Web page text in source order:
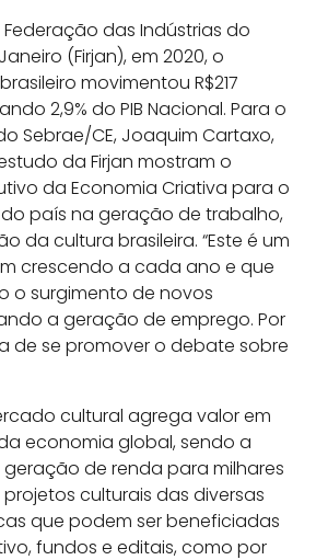
das Indústrias do
(Firjan), em 2020, o
movimentou R$217
2,9% do PIB Nacional. Para o
Sebrae/CE, Joaquim Cartaxo,
da Firjan mostram o
da Economia Criativa para o
país na geração de trabalho,
da cultura brasileira. “Este é um
crescendo a cada ano e que
o surgimento de novos
a geração de emprego. Por
de se promover o debate sobre
cultural agrega valor em
economia global, sendo a
de renda para milhares
culturais das diversas
que podem ser beneficiadas
fundos e editais, como por